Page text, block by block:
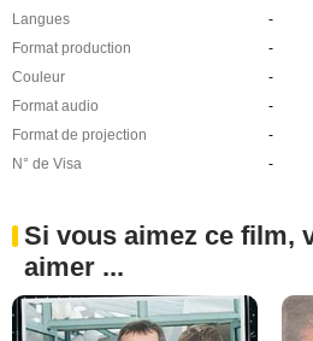
Langues
-
Format production
-
Couleur
-
Format audio
-
Format de projection
-
N° de Visa
-
Si vous aimez ce film,
aimer ...